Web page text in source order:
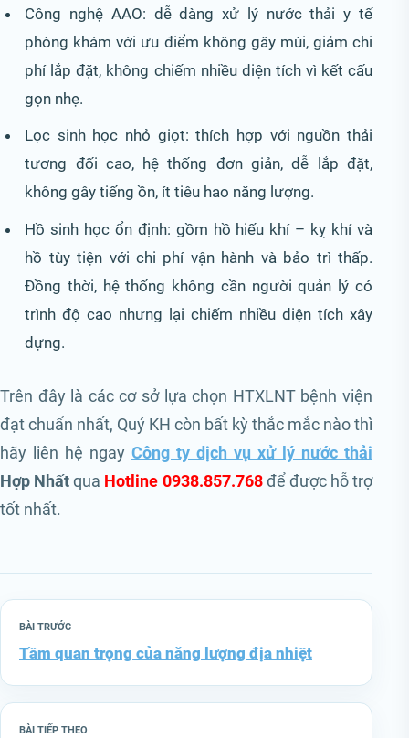
Công nghệ AAO: dễ dàng xử lý nước thải y tế
phòng khám với ưu điểm không gây mùi, giảm chi
phí lắp đặt, không chiếm nhiều diện tích vì kết cấu
gọn nhẹ.
Lọc sinh học nhỏ giọt: thích hợp với nguồn thải
tương đối cao, hệ thống đơn giản, dễ lắp đặt,
không gây tiếng ồn, ít tiêu hao năng lượng.
Hồ sinh học ổn định: gồm hồ hiếu khí – kỵ khí và
hồ tùy tiện với chi phí vận hành và bảo trì thấp.
Đồng thời, hệ thống không cần người quản lý có
trình độ cao nhưng lại chiếm nhiều diện tích xây
dựng.
Trên đây là các cơ sở lựa chọn HTXLNT bệnh viện
đạt chuẩn nhất, Quý KH còn bất kỳ thắc mắc nào thì
hãy liên hệ ngay Công ty dịch vụ xử lý nước thải
Hợp Nhấtqua Hotline 0938.857.768để được hỗ trợ
tốt nhất.
BÀI TRƯỚC
Tầm quan trọng của năng lượng địa nhiệt
BÀI TIẾP THEO